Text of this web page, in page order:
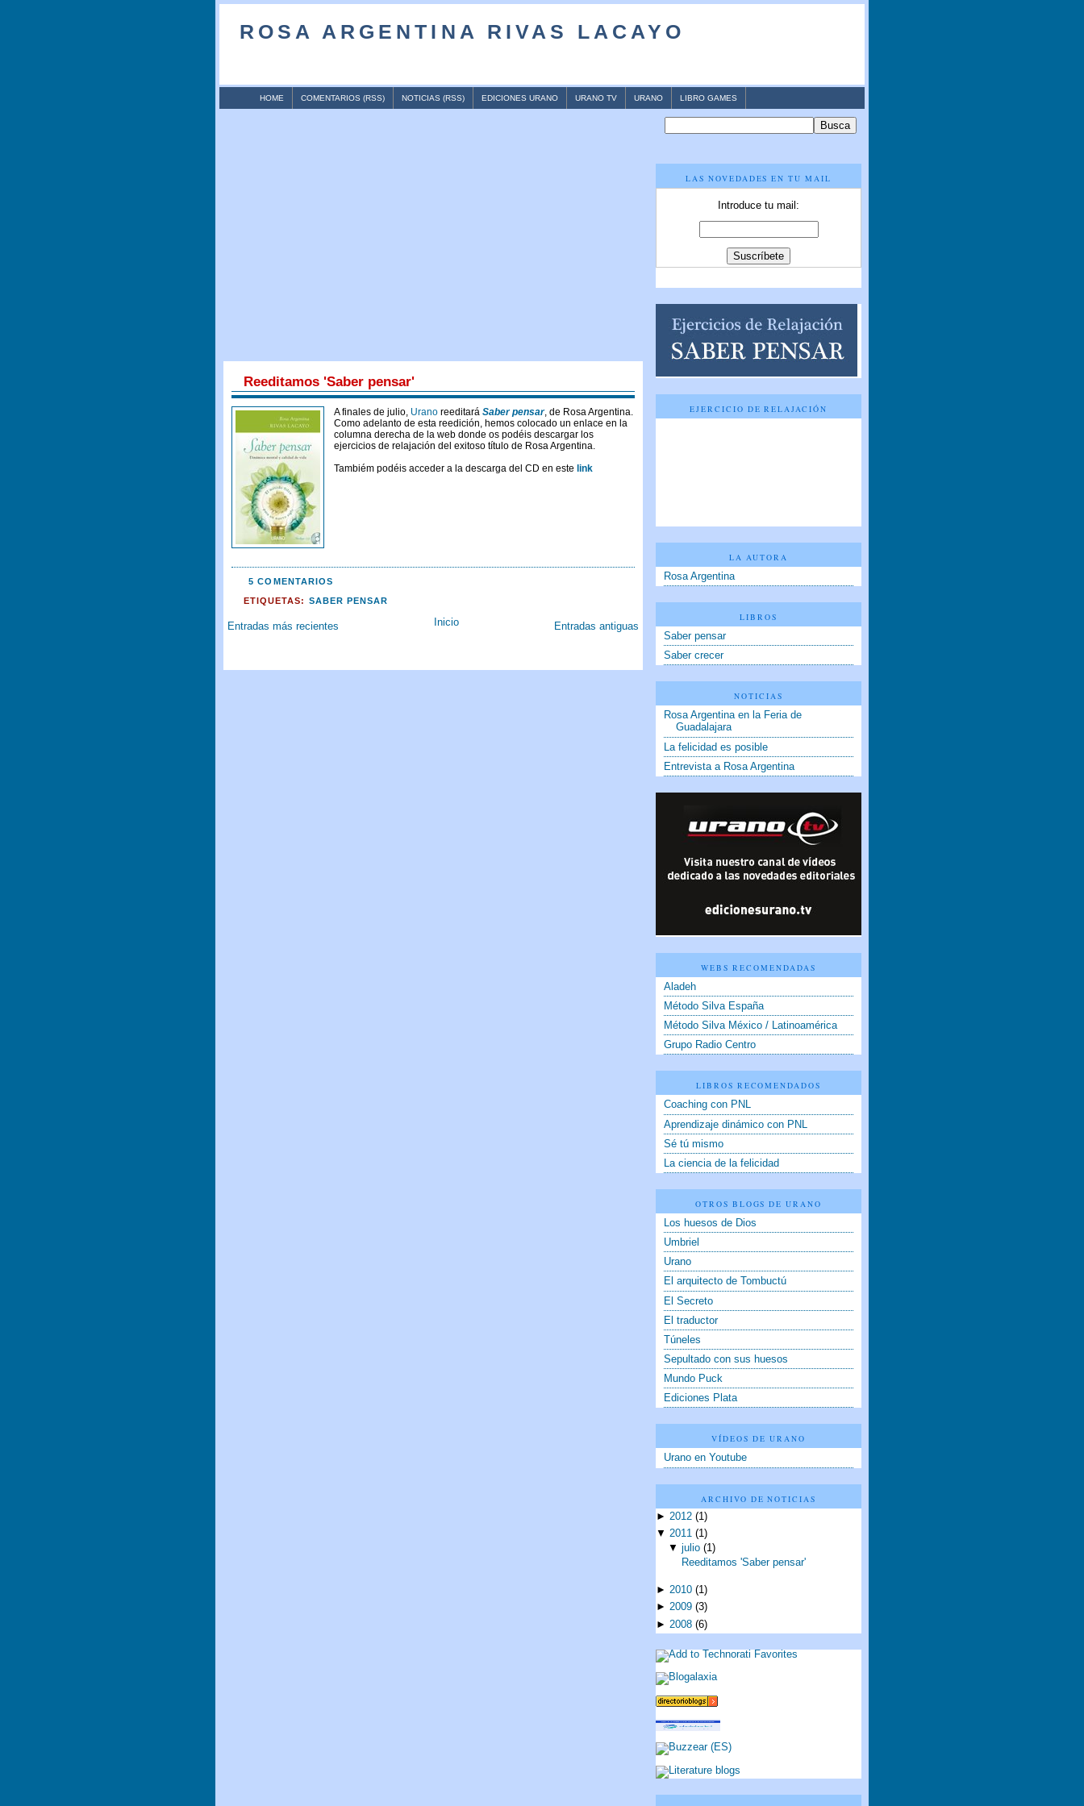
ROSA ARGENTINA RIVAS LACAYO
HOME COMENTARIOS (RSS) NOTICIAS (RSS) EDICIONES URANO URANO TV URANO LIBRO GAMES
Reeditamos 'Saber pensar'
A finales de julio, Urano reeditaráSaber pensar, de Rosa Argentina.
Como adelanto de esta reedición, hemos colocado un enlace en la
columna derecha de la web donde os podéis descargar los
ejercicios de relajación del exitoso título de Rosa Argentina.
Tambiém podéis acceder a la descarga del CD en estelink
5 COMENTARIOS
ETIQUETAS: SABER PENSAR
Entradas más recientes Entradas antiguas
Inicio
LAS NOVEDADES EN TU MAIL
Introduce tu mail:
EJERCICIO DE RELAJACIÓN
LA AUTORA
Rosa Argentina
LIBROS
Saber pensar
Saber crecer
NOTICIAS
Rosa Argentina en la Feria de
Guadalajara
La felicidad es posible
Entrevista a Rosa Argentina
WEBS RECOMENDADAS
Aladeh
Método Silva España
Método Silva México / Latinoamérica
Grupo Radio Centro
LIBROS RECOMENDADOS
Coaching con PNL
Aprendizaje dinámico con PNL
Sé tú mismo
La ciencia de la felicidad
OTROS BLOGS DE URANO
Los huesos de Dios
Umbriel
Urano
El arquitecto de Tombuctú
El Secreto
El traductor
Túneles
Sepultado con sus huesos
Mundo Puck
Ediciones Plata
VÍDEOS DE URANO
Urano en Youtube
ARCHIVO DE NOTICIAS
► 2012 (1 )
▼ 2011 (1)
▼julio (1)
Reeditamos 'Saber pensar'
► 2010 (1)
► 2009 (3)
► 2008 (6)